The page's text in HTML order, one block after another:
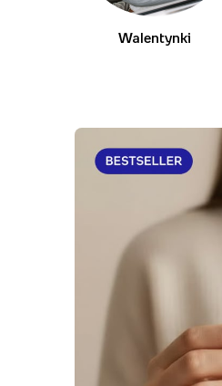
Walentynki